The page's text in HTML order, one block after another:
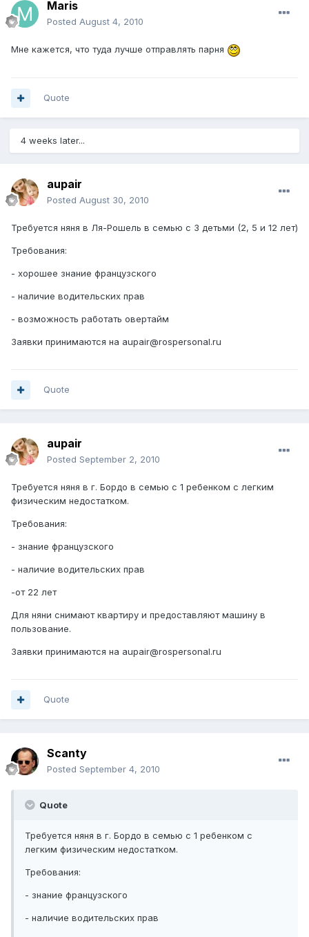
Maris
Posted August 4, 2010
Мне кажется, что туда лучше отправлять парня
Quote
4 weeks later...
aupair
Posted August 30, 2010
Требуется няня в Ля-Рошель в семью с 3 детьми (2, 5 и 12 лет)
Требования:
- хорошее знание французского
- наличие водительских прав
- возможность работать овертайм
Заявки принимаются на aupair@rospersonal.ru
Quote
aupair
Posted September 2, 2010
Требуется няня в г. Бордо в семью с 1 ребенком с легким
физическим недостатком.
Требования:
- знание французского
- наличие водительских прав
-от 22 лет
Для няни снимают квартиру и предоставляют машину в
пользование.
Заявки принимаются на aupair@rospersonal.ru
Quote
Scanty
Posted September 4, 2010
Quote
Требуется няня в г. Бордо в семью с 1 ребенком с
легким физическим недостатком.
Требования:
- знание французского
- наличие водительских прав